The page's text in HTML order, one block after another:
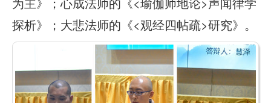
探析》；大悲法师的《<观经四帖疏>研究》。